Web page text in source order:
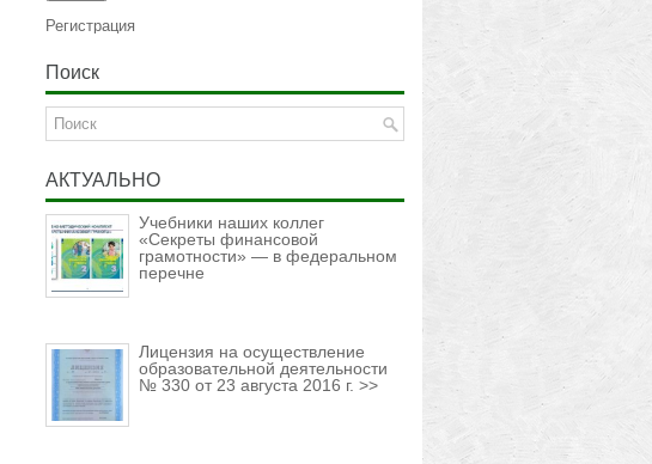
Регистрация
Поиск
АКТУАЛЬНО
Учебники наших коллег
«Секреты финансовой
грамотности» — в федеральном
перечне
Лицензия на осуществление
образовательной деятельности
№ 330 от 23 августа 2016 г. >>